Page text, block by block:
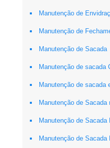
Manutenção de
Manutenção de
Manutenção de Sacada
Manutenção de sacada
Manutenção de sacada
Manutenção de Sacada
Manutenção de Sacada
Manutenção de Sacada